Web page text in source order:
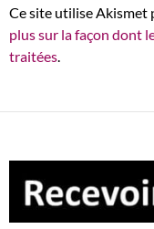
Ce site utilise Akismet
plus sur la façon dont
traitées.